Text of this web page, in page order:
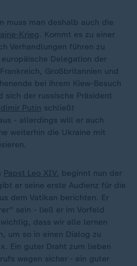
muss man deshalb auch die
Krieg . Kommt es zu einer
Verhandlungen führen zu
Delegation der
Großbritannien und
bei ihrem Kiew-Besuch
sich der russische Präsident
Putin schließt
- allerdings will er auch
weiterhin die Ukraine mit
Papst Leo XIV. beginnt nun der
er seine erste Audienz für die
dem Vatikan berichten. Er
sein - ließ er im Vorfeld
dass wir alle lernen
um so in einen Dialog zu
Ein guter Draht zum lieben
wegen sicher - ein guter